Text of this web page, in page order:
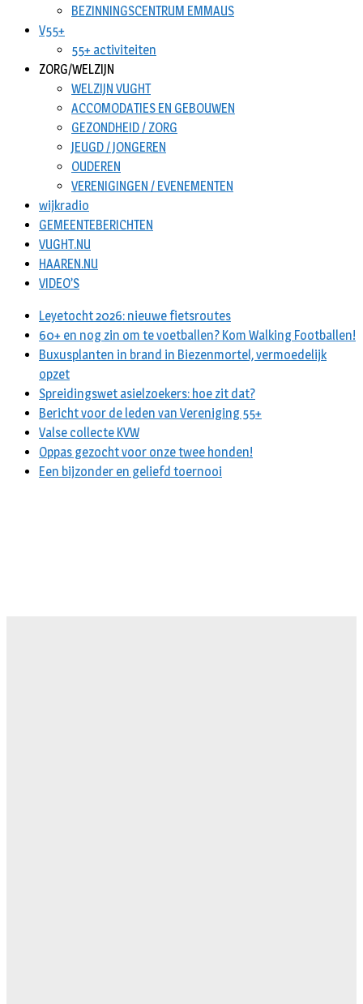
BEZINNINGSCENTRUM EMMAUS
V55+
55+ activiteiten
ZORG/WELZIJN
WELZIJN VUGHT
ACCOMODATIES EN GEBOUWEN
GEZONDHEID / ZORG
JEUGD / JONGEREN
OUDEREN
VERENIGINGEN / EVENEMENTEN
wijkradio
GEMEENTEBERICHTEN
VUGHT.NU
HAAREN.NU
VIDEO’S
Leyetocht 2026: nieuwe fietsroutes
60+ en nog zin om te voetballen? Kom Walking Footballen!
Buxusplanten in brand in Biezenmortel, vermoedelijk
opzet
Spreidingswet asielzoekers: hoe zit dat?
Bericht voor de leden van Vereniging 55+
Valse collecte KVW
Oppas gezocht voor onze twee honden!
Een bijzonder en geliefd toernooi